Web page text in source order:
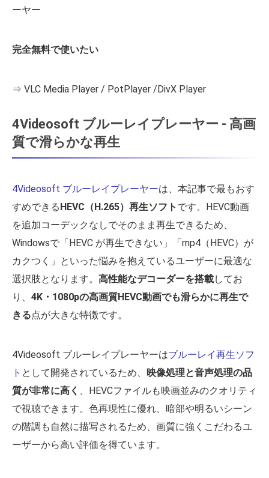
ーヤー
完全無料で使いたい
⇒ VLC Media Player / PotPlayer /DivX Player
4Videosoft ブルーレイプレーヤー - 高画
質で滑らかな再生
4Videosoft ブルーレイプレーヤーは、本記事で最もおす
すめできる HEVC（H.265）再生ソフト です。HEVC動画
を追加コーデックなしでそのまま再生できるため、
Windowsで「HEVC が再生できない」「mp4（HEVC）が
カクつく」といった悩みを抱えているユーザーに最適な
選択肢となります。 高性能なデコーダーを搭載してお
り、 4K・1080pの高画質HEVC動画でも滑らかに再生で
きる点が大きな特徴です。
4Videosoft ブルーレイプレーヤーはブルーレイ再生ソフ
ト として開発されているため、 映像処理と音声処理の品
質が非常に高く 、HEVCファイルも映画並みのクオリティ
で視聴できます。色再現性に優れ、暗部や明るいシーン
の階調も自然に描写されるため、画質に強くこだわるユ
ーザーから高い評価を得ています。